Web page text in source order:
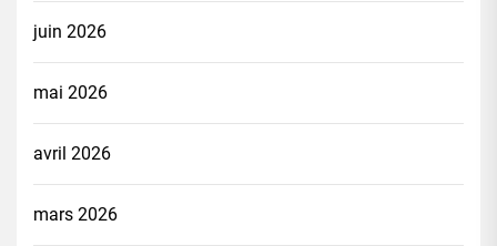
juin 2026
mai 2026
avril 2026
mars 2026